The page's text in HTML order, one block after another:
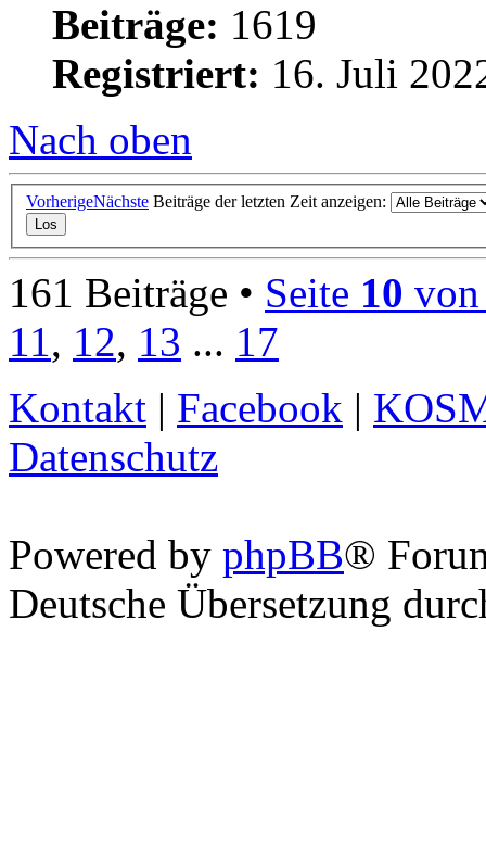
Beiträge: 1619
Registriert: 16. Juli
Nach oben
VorherigeNächste Beiträge der letzten Zeit anzeigen:
161 Beiträge • Seite 10
11, 12, 13 ... 17
Kontakt | Facebook |
Datenschutz
Powered by phpBB®
Deutsche Übersetzung